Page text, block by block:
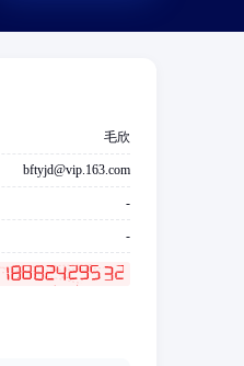
毛欣
bftyjd@vip.163.com
-
-